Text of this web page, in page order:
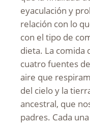
eyaculación y
relación con lo
con el tipo de
dieta. La comida
cuatro fuentes
aire que
del cielo y la
ancestral, que
padres. Cada